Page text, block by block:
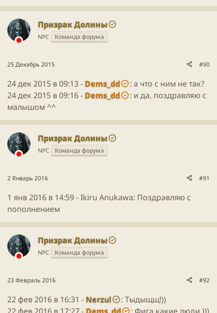
Призрак Долины
NPC Команда форума
25 Декабрь 2015 #90
24 дек 2015 в 09:13 - Dems_dd
: а что с ним не так?
24 дек 2015 в 09:16 - Dems_dd
: и да, поздравляю с
малышом ^^
Призрак Долины
NPC Команда форума
2 Январь 2016 #91
1 янв 2016 в 14:59 -Ikiru Anukawa: Поздравляю с
пополнением
Призрак Долины
NPC Команда форума
23 Февраль 2016 #92
22 фев 2016 в 16:31 - Nerzul
: Тыдыщщ!))
22 фев 2016 в 17:27 - Dems_dd : Фига какие люди )))